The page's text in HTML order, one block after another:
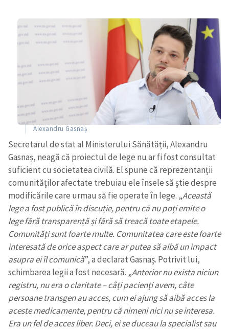
на русском
Alexandru Gasnaș
Secretarul de stat al Ministerului Sănătății, Alexandru
Gasnaș, neagă că proiectul de lege nu ar fi fost consultat
suficient cu societatea civilă. El spune că reprezentanții
comunităților afectate trebuiau ele însele să știe despre
modificările care urmau să fie operate în lege. „Această
lege a fost publică în discuție, pentru că nu poți emite o
lege fără transparență și fără să treacă toate etapele.
Comunități sunt foarte multe. Comunitatea care este foarte
interesată de orice aspect care ar putea să aibă un impact
asupra ei îl comunică”, a declarat Gasnaș. Potrivit lui,
schimbarea legii a fost necesară. „Anterior nu exista niciun
registru, nu era o claritate – câți pacienți avem, câte
persoane transgen au acces, cum ei ajung să aibă acces la
aceste medicamente, pentru că nimeni nici nu se interesa.
Era un fel de acces liber. Deci, ei se duceau la specialist sau